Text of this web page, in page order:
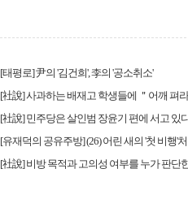
[태평로] 尹의 '김건희', 李의 '공소취소'
[社說] 사과하는 배재고 학생들에 ＂어깨 펴
[社說] 민주당은 살인범 장윤기 편에 서고 있
[유재덕의 공유주방] (26) 어린 새의 '첫 비행'
[社說] 비방 목적과 고의성 여부를 누가 판단